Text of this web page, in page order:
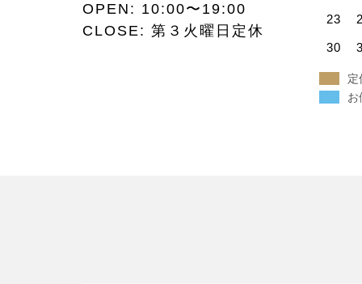
OPEN: 10:00〜19:00
CLOSE: 第３火曜日定休
23
30
定
お